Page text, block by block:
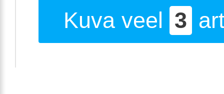
Kuva veel 3